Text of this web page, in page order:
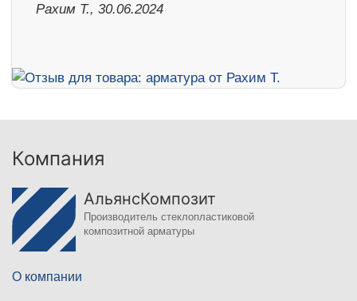
Рахим Т., 30.06.2024
Компания
АльянсКомпозит
Производитель стеклопластиковой
композитной арматуры
О компании